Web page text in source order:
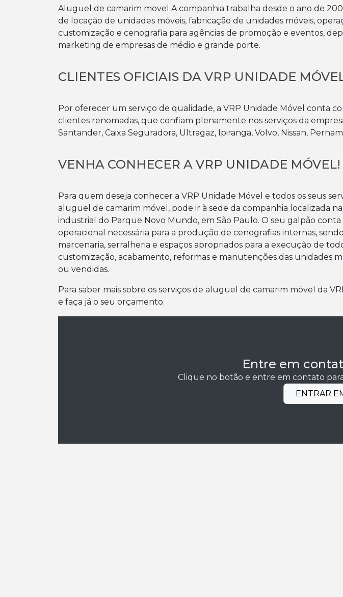
Aluguel de camarim movel A companhia trabalha desde o ano de
de locação de unidades móveis, fabricação de unidades móveis,
customização e cenografia para agências de promoção e eventos,
marketing de empresas de médio e grande porte.
CLIENTES OFICIAIS DA VRP UNIDADE
Por oferecer um serviço de qualidade, a VRP Unidade Móvel conta
clientes renomadas, que confiam plenamente nos serviços da
Santander, Caixa Seguradora, Ultragaz, Ipiranga, Volvo, Nissan,
VENHA CONHECER A VRP UNIDADE MÓVEL!
Para quem deseja conhecer a VRP Unidade Móvel e todos os seus
aluguel de camarim móvel, pode ir à sede da companhia localizada
industrial do Parque Novo Mundo, em São Paulo. O seu galpão
operacional necessária para a produção de cenografias internas,
marcenaria, serralheria e espaços apropriados para a execução de
customização, acabamento, reformas e manutenções das unidades
ou vendidas.
Para saber mais sobre os serviços de aluguel de camarim móvel da
e faça já o seu orçamento.
Entre em
Clique no botão e entre em contato
ENTRAR